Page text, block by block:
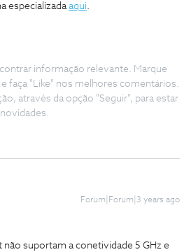
especializadaaqui.
informação relevante. Marque
faça "Like" nos melhores comentários.
através da opção "Seguir", para estar
Forum|Forum|3 years ago
suportam a conetividade 5 GHz e